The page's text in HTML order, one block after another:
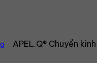
APEL.Q® Chuyển